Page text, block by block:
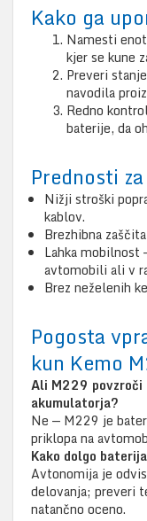
Kako ga
Namesti
kjer se kune
Preveri
navodila
Redno
baterije, da
Prednosti
Nižji stroški
kablov.
Brezhibna
Lahka mobilnost
avtomobili ali v
Brez neželenih
Pogosta
kun Kemo
Ali M229 povzroči
akumulatorja?
Ne — M229 je
priklopa na
Kako dolgo
Avtonomija je
delovanja; preveri
natančno oceno.